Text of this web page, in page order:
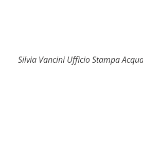
Silvia Vancini Ufficio Stampa